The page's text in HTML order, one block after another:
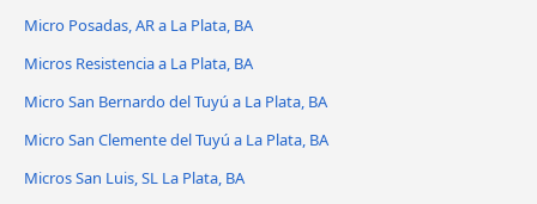
Micro Posadas, AR a La Plata, BA
Micros Resistencia a La Plata, BA
Micro San Bernardo del Tuyú a La Plata, BA
Micro San Clemente del Tuyú a La Plata, BA
Micros San Luis, SL La Plata, BA